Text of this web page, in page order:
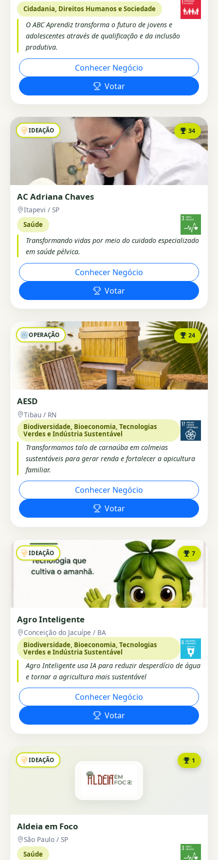
Cidadania, Direitos Humanos e Sociedade
O ABC Aprendiz transforma o futuro de jovens e
adolescentes através de qualificação e da inclusão
produtiva.
Conhecer Negócio
Votar
IDEAÇÃO 34
AC Adriana Chaves
Itapevi / SP
Saúde
Transformando vidas por meio do cuidado especializado
em saúde pélvica.
Conhecer Negócio
Votar
OPERAÇÃO 24
AESD
Tibau / RN
Biodiversidade, Bioeconomia, Tecnologias
Verdes e Indústria Sustentável
Transformamos talo de carnaúba em colmeias
sustentáveis para gerar renda e fortalecer a apicultura
familiar.
Conhecer Negócio
Votar
IDEAÇÃO 7
Agro Inteligente
Conceição do Jacuípe / BA
Biodiversidade, Bioeconomia, Tecnologias
Verdes e Indústria Sustentável
Agro Inteligente usa IA para reduzir desperdício de água
e tornar a agricultura mais sustentável
Conhecer Negócio
Votar
IDEAÇÃO 1
Aldeia em Foco
São Paulo / SP
Saúde